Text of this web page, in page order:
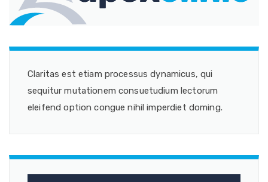
Claritas est etiam processus dynamicus, qui
sequitur mutationem consuetudium lectorum
eleifend option congue nihil imperdiet doming.